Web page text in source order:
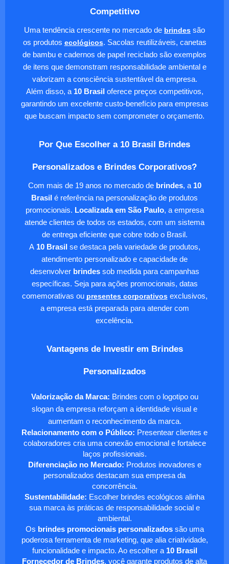
Competitivo
Uma tendência crescente no mercado de brindes são
os produtos ecológicos. Sacolas reutilizáveis, canetas
de bambu e cadernos de papel reciclado são exemplos
de itens que demonstram responsabilidade ambiental e
valorizam a consciência sustentável da empresa.
Além disso, a 10 Brasil oferece preços competitivos,
garantindo um excelente custo-benefício para empresas
que buscam impacto sem comprometer o orçamento.
Por Que Escolher a 10 Brasil Brindes
Personalizados e Brindes Corporativos?
Com mais de 19 anos no mercado de brindes, a 10
Brasil é referência na personalização de produtos
promocionais. Localizada em São Paulo, a empresa
atende clientes de todos os estados, com um sistema
de entrega eficiente que cobre todo o Brasil.
A10 Brasil se destaca pela variedade de produtos,
atendimento personalizado e capacidade de
desenvolver brindessob medida para campanhas
específicas. Seja para ações promocionais, datas
comemorativas ou presentes corporativosexclusivos,
a empresa está preparada para atender com
excelência.
Vantagens de Investir em Brindes
Personalizados
Valorização da Marca: Brindes com o logotipo ou
slogan da empresa reforçam a identidade visual e
aumentam o reconhecimento da marca.
Relacionamento com o Público: Presentear clientes e
colaboradores cria uma conexão emocional e fortalece
laços profissionais.
Diferenciação no Mercado: Produtos inovadores e
personalizados destacam sua empresa da
concorrência.
Sustentabilidade: Escolher brindes ecológicos alinha
sua marca às práticas de responsabilidade social e
ambiental.
Os brindes promocionais personalizadossão uma
poderosa ferramenta de marketing, que alia criatividade,
funcionalidade e impacto. Ao escolher a 10 Brasil
Fornecedor de Brindes, você garante produtos de alta